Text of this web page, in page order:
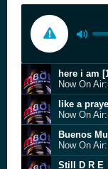
here i am
Now On
like a
Now On
Buenos
Now On
Still D R E